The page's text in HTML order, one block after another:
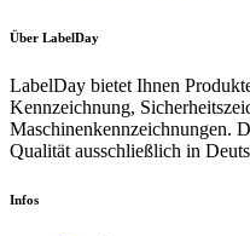
Über LabelDay
LabelDay bietet Ihnen
Kennzeichnung,
Maschinenkennzeichnungen.
Qualität ausschließlich in
Infos